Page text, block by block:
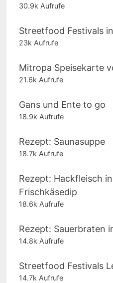
30.9k Aufrufe
Streetfood Festivals
23k Aufrufe
Mitropa Speisekarte
21.6k Aufrufe
Gans und Ente to go
18.9k Aufrufe
Rezept: Saunasuppe
18.7k Aufrufe
Rezept: Hackfleisch
Frischkäsedip
18.6k Aufrufe
Rezept: Sauerbraten
14.8k Aufrufe
Streetfood Festivals
14.7k Aufrufe